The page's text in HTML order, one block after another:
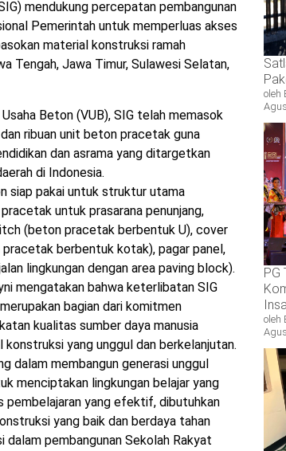
mendukung percepatan pembangunan
Pemerintah untuk memperluas akses
material konstruksi ramah
Tengah, Jawa Timur, Sulawesi Selatan,
Beton (VUB), SIG telah memasok
ribuan unit beton pracetak guna
dan asrama yang ditargetkan
di Indonesia.
siap pakai untuk struktur utama
untuk prasarana penunjang,
(beton pracetak berbentuk U), cover
berbentuk kotak), pagar panel,
lingkungan dengan area paving block).
mengatakan bahwa keterlibatan SIG
bagian dari komitmen
kualitas sumber daya manusia
konstruksi yang unggul dan berkelanjutan.
dalam membangun generasi unggul
menciptakan lingkungan belajar yang
pembelajaran yang efektif, dibutuhkan
yang baik dan berdaya tahan
pembangunan Sekolah Rakyat
oleh
PG
oleh